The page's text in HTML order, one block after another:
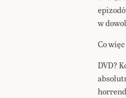
w
Co
DVD?